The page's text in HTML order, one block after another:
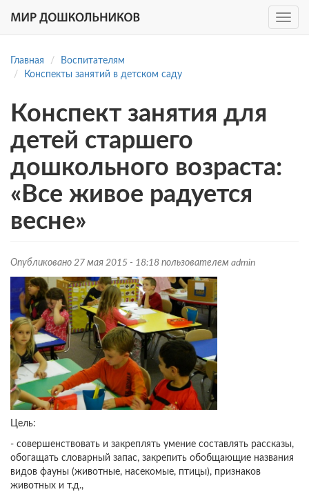
основному
Toggle
Главная
Воспитателям
Конспекты занятий в детском саду
Конспект занятия для
детей старшего
дошкольного возраста:
«Все живое радуется
весне»
Опубликовано 27 мая 2015 - 18:18 пользователем admin
Цель:
- совершенствовать и закреплять умение составлять рассказы,
обогащать словарный запас, закрепить обобщающие названия
видов фауны (животные, насекомые, птицы), признаков
животных и т.д.,